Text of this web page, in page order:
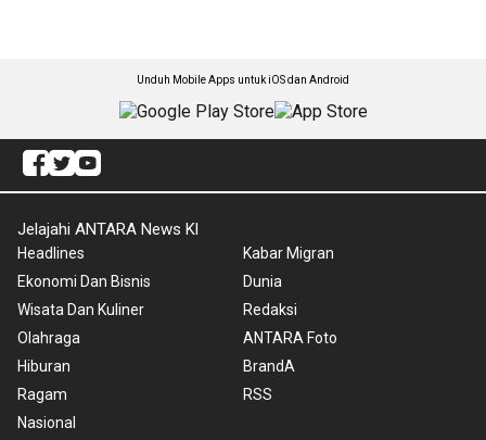
Unduh Mobile Apps untuk iOS dan Android
Jelajahi ANTARA News Kl
Headlines
Ekonomi Dan Bisnis
Wisata Dan Kuliner
Olahraga
Hiburan
Ragam
Nasional
Kabar Migran
Dunia
Redaksi
ANTARA Foto
BrandA
RSS